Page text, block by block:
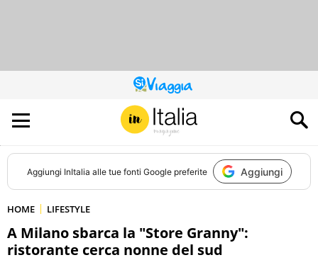
QUESTO
SITO
CONTRIBUISCE
ALL’AUDIENCE
DI
Aggiungi InItalia alle tue fonti Google preferite Aggiungi
HOME LIFESTYLE
A Milano sbarca la "Store Granny":
ristorante cerca nonne del sud